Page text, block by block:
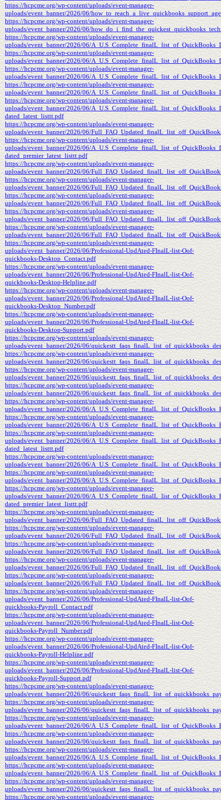
https://hcpcme.org/wp-content/uploads/event-manager-
uploads/event_banner/2026/06/
https://hcpcme.org/wp-content/uploads/event-manager-
uploads/event_banner/2026/06/
https://hcpcme.org/wp-content/uploads/event-manager-
uploads/event_banner/2026/06/
https://hcpcme.org/wp-content/uploads/event-manager-
uploads/event_banner/2026/06/
https://hcpcme.org/wp-content/uploads/event-manager-
uploads/event_banner/2026/06/
https://hcpcme.org/wp-content/uploads/event-manager-
uploads/event_banner/2026/06/
https://hcpcme.org/wp-content/uploads/event-manager-
uploads/event_banner/2026/06/
dated_latest_listtt.pdf
https://hcpcme.org/wp-content/uploads/event-manager-
uploads/event_banner/2026/06/
https://hcpcme.org/wp-content/uploads/event-manager-
uploads/event_banner/2026/06/
dated_premier_latest_listtt.pdf
https://hcpcme.org/wp-content/uploads/event-manager-
uploads/event_banner/2026/06/
https://hcpcme.org/wp-content/uploads/event-manager-
uploads/event_banner/2026/06/
https://hcpcme.org/wp-content/uploads/event-manager-
uploads/event_banner/2026/06/
https://hcpcme.org/wp-content/uploads/event-manager-
uploads/event_banner/2026/06/
https://hcpcme.org/wp-content/uploads/event-manager-
uploads/event_banner/2026/06/
https://hcpcme.org/wp-content/uploads/event-manager-
uploads/event_banner/2026/06/Professional-UpdAted-FInalL-list-Oof-
quickbooks-Desktop_Contact.pdf
https://hcpcme.org/wp-content/uploads/event-manager-
uploads/event_banner/2026/06/Professional-UpdAted-FInalL-list-Oof-
quickbooks-Desktop-Helpline.pdf
https://hcpcme.org/wp-content/uploads/event-manager-
uploads/event_banner/2026/06/Professional-UpdAted-FInalL-list-Oof-
quickbooks-Desktop_Number.pdf
https://hcpcme.org/wp-content/uploads/event-manager-
uploads/event_banner/2026/06/Professional-UpdAted-FInalL-list-Oof-
quickbooks-Desktop-Support.pdf
https://hcpcme.org/wp-content/uploads/event-manager-
uploads/event_banner/2026/06/
https://hcpcme.org/wp-content/uploads/event-manager-
uploads/event_banner/2026/06/
https://hcpcme.org/wp-content/uploads/event-manager-
uploads/event_banner/2026/06/
https://hcpcme.org/wp-content/uploads/event-manager-
uploads/event_banner/2026/06/
https://hcpcme.org/wp-content/uploads/event-manager-
uploads/event_banner/2026/06/
https://hcpcme.org/wp-content/uploads/event-manager-
uploads/event_banner/2026/06/
https://hcpcme.org/wp-content/uploads/event-manager-
uploads/event_banner/2026/06/
dated_latest_listtt.pdf
https://hcpcme.org/wp-content/uploads/event-manager-
uploads/event_banner/2026/06/
https://hcpcme.org/wp-content/uploads/event-manager-
uploads/event_banner/2026/06/
https://hcpcme.org/wp-content/uploads/event-manager-
uploads/event_banner/2026/06/
dated_premier_latest_listtt.pdf
https://hcpcme.org/wp-content/uploads/event-manager-
uploads/event_banner/2026/06/
https://hcpcme.org/wp-content/uploads/event-manager-
uploads/event_banner/2026/06/
https://hcpcme.org/wp-content/uploads/event-manager-
uploads/event_banner/2026/06/
https://hcpcme.org/wp-content/uploads/event-manager-
uploads/event_banner/2026/06/
https://hcpcme.org/wp-content/uploads/event-manager-
uploads/event_banner/2026/06/
https://hcpcme.org/wp-content/uploads/event-manager-
uploads/event_banner/2026/06/Professional-UpdAted-FInalL-list-Oof-
quickbooks-Payroll_Contact.pdf
https://hcpcme.org/wp-content/uploads/event-manager-
uploads/event_banner/2026/06/Professional-UpdAted-FInalL-list-Oof-
quickbooks-Payroll_Number.pdf
https://hcpcme.org/wp-content/uploads/event-manager-
uploads/event_banner/2026/06/Professional-UpdAted-FInalL-list-Oof-
quickbooks-Payroll-Helpline.pdf
https://hcpcme.org/wp-content/uploads/event-manager-
uploads/event_banner/2026/06/Professional-UpdAted-FInalL-list-Oof-
quickbooks-Payroll-Support.pdf
https://hcpcme.org/wp-content/uploads/event-manager-
uploads/event_banner/2026/06/
https://hcpcme.org/wp-content/uploads/event-manager-
uploads/event_banner/2026/06/
https://hcpcme.org/wp-content/uploads/event-manager-
uploads/event_banner/2026/06/
https://hcpcme.org/wp-content/uploads/event-manager-
uploads/event_banner/2026/06/
https://hcpcme.org/wp-content/uploads/event-manager-
uploads/event_banner/2026/06/
https://hcpcme.org/wp-content/uploads/event-manager-
uploads/event_banner/2026/06/
https://hcpcme.org/wp-content/uploads/event-manager-
uploads/event_banner/2026/06/
https://hcpcme.org/wp-content/uploads/event-manager-